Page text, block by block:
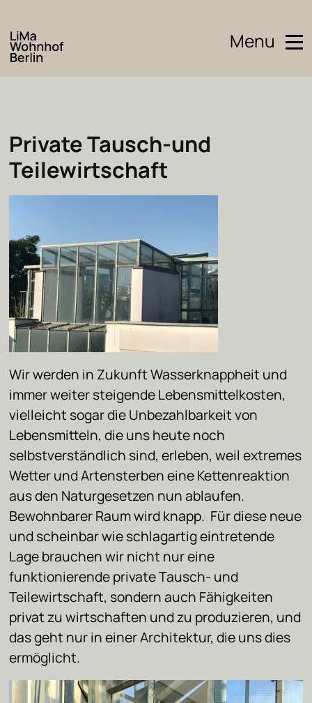
Menu
Private Tausch-und
Teilewirtschaft
Wir werden in Zukunft Wasserknappheit und
immer weiter steigende Lebensmittelkosten,
vielleicht sogar die Unbezahlbarkeit von
Lebensmitteln, die uns heute noch
selbstverständlich sind, erleben, weil extremes
Wetter und Artensterben eine Kettenreaktion
aus den Naturgesetzen nun ablaufen.
Bewohnbarer Raum wird knapp. Für diese neue
und scheinbar wie schlagartig eintretende
Lage brauchen wir nicht nur eine
funktionierende private Tausch- und
Teilewirtschaft, sondern auch Fähigkeiten
privat zu wirtschaften und zu produzieren, und
das geht nur in einer Architektur, die uns dies
ermöglicht.